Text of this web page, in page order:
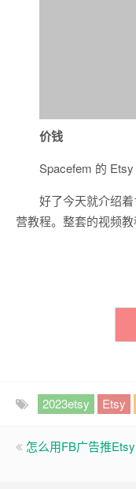
价钱
Spacefem 的
好了今天就介绍
营教程。整套的视频
2023etsy Etsy
怎么用FB广告推